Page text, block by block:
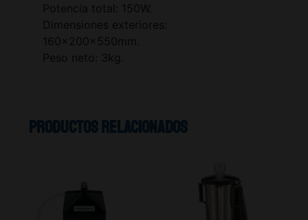
Potencia total: 150W.
Dimensiones exteriores:
160x200x550mm.
Peso neto: 3kg.
Productos relacionados